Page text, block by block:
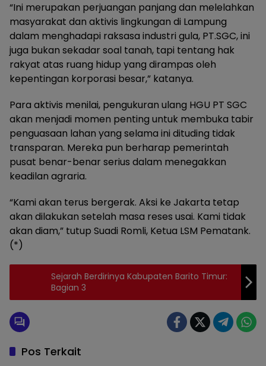
“Ini merupakan perjuangan panjang dan melelahkan
masyarakat dan aktivis lingkungan di Lampung
dalam menghadapi raksasa industri gula, PT.SGC, ini
juga bukan sekadar soal tanah, tapi tentang hak
rakyat atas ruang hidup yang dirampas oleh
kepentingan korporasi besar,” katanya.
Para aktivis menilai, pengukuran ulang HGU PT SGC
akan menjadi momen penting untuk membuka tabir
penguasaan lahan yang selama ini dituding tidak
transparan. Mereka pun berharap pemerintah
pusat benar-benar serius dalam menegakkan
keadilan agraria.
“Kami akan terus bergerak. Aksi ke Jakarta tetap
akan dilakukan setelah masa reses usai. Kami tidak
akan diam,” tutup Suadi Romli, Ketua LSM Pematank.
(*)
Sejarah Berdirinya Kabupaten Barito Timur:
Bagian 3
Pos Terkait